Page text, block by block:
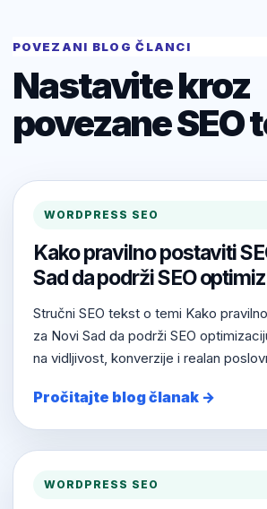
POVEZANI BLOG ČLANCI
Nastavite kroz
povezane SEO
WORDPRESS SEO
Kako pravilno postaviti
Sad da podrži SEO
Stručni SEO tekst o temi Kako
za Novi Sad da podrži SEO
na vidljivost, konverzije i realan
Pročitajte blog članak →
WORDPRESS SEO